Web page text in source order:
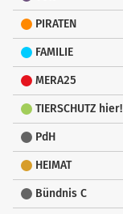
PIRATEN
FAMILIE
MERA25
TIERSCHUTZ hier!
PdH
HEIMAT
Bündnis C